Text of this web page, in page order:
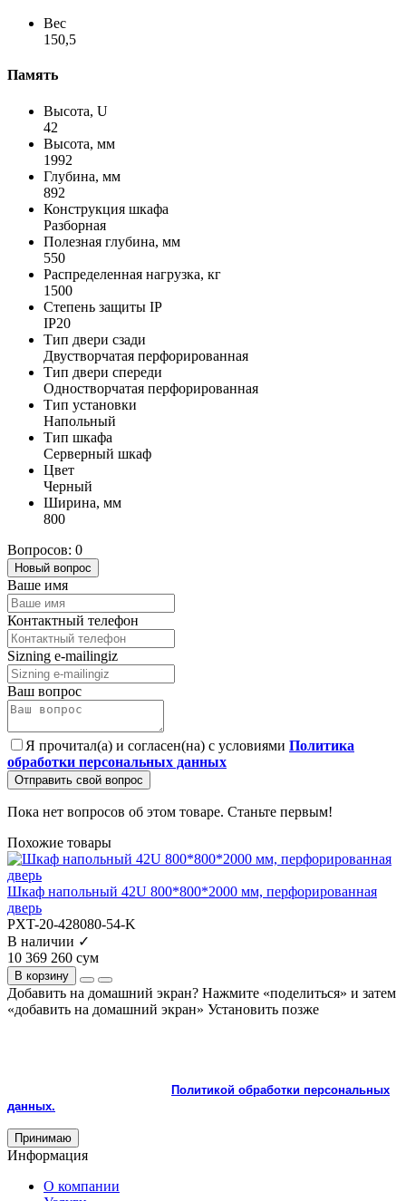
Вес
150,5
Память
Высота, U
42
Высота, мм
1992
Глубина, мм
892
Конструкция шкафа
Разборная
Полезная глубина, мм
550
Распределенная нагрузка, кг
1500
Степень защиты IP
IP20
Тип двери сзади
Двустворчатая перфорированная
Тип двери спереди
Одностворчатая перфорированная
Тип установки
Напольный
Тип шкафа
Серверный шкаф
Цвет
Черный
Ширина, мм
800
Вопросов: 0
Новый вопрос
Ваше имя
Контактный телефон
Sizning e-mailingiz
Ваш вопрос
Я прочитал(а) и согласен(на) с условиями Политика
обработки персональных данных
Отправить свой вопрос
Пока нет вопросов об этом товаре. Станьте первым!
Похожие товары
Шкаф напольный 42U 800*800*2000 мм, перфорированная
дверь
PXT-20-428080-54-K
В наличии ✓
10 369 260 сум
В корзину
Добавить на домашний экран? Нажмите «поделиться» и затем
«добавить на домашний экран» Установить позже
Политикой обработки персональных
данных.
Принимаю
Информация
О компании